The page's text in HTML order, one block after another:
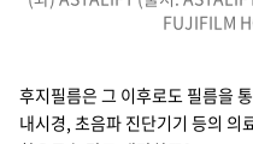
FUJIFILM
후지필름은 그 이후로도 필름을
내시경, 초음파 진단기기 등의 의